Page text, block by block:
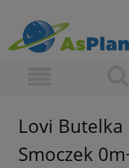
Lovi
Smoczek